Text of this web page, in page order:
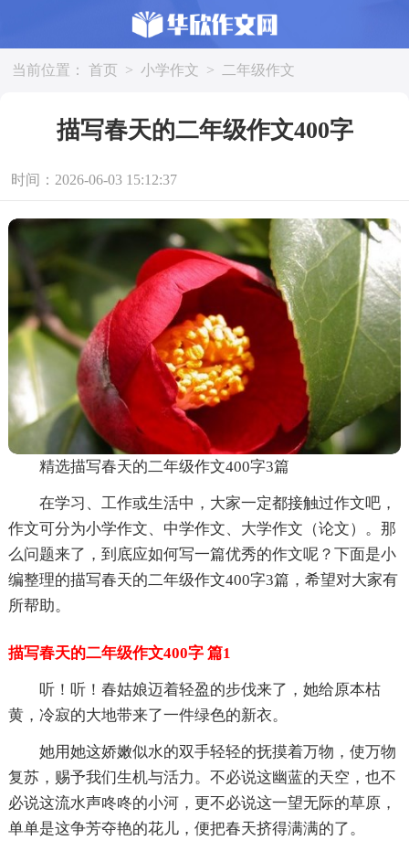
当前位置： 首页 > 小学作文 > 二年级作文
描写春天的二年级作文400字
时间：2026-06-03 15:12:37
精选描写春天的二年级作文400字3篇
在学习、工作或生活中，大家一定都接触过作文吧，
作文可分为小学作文、中学作文、大学作文（论文）。那
么问题来了，到底应如何写一篇优秀的作文呢？下面是小
编整理的描写春天的二年级作文400字3篇，希望对大家有
所帮助。
描写春天的二年级作文400字 篇1
听！听！春姑娘迈着轻盈的步伐来了，她给原本枯
黄，冷寂的大地带来了一件绿色的新衣。
她用她这娇嫩似水的双手轻轻的抚摸着万物，使万物
复苏，赐予我们生机与活力。不必说这幽蓝的天空，也不
必说这流水声咚咚的小河，更不必说这一望无际的草原，
单单是这争芳夺艳的花儿，便把春天挤得满满的了。